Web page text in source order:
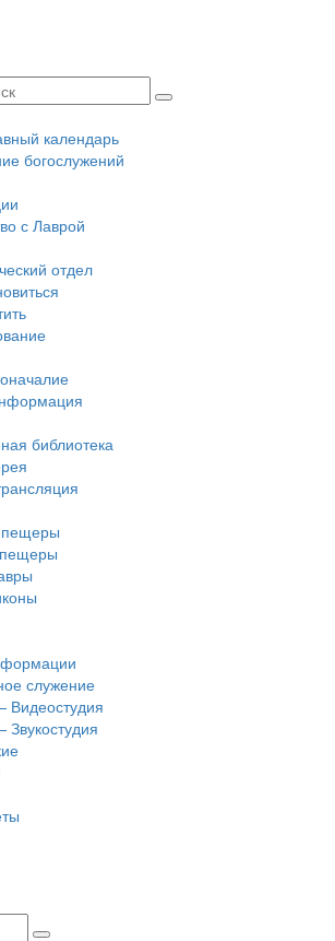
календарь
богослужений
с Лаврой
отдел
библиотека
служение